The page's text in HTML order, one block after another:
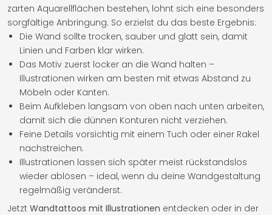
zarten Aquarellflächen bestehen, lohnt sich eine besonders
sorgfältige Anbringung. So erzielst du das beste Ergebnis:
Die Wand sollte trocken, sauber und glatt sein, damit
Linien und Farben klar wirken.
Das Motiv zuerst locker an die Wand halten –
Illustrationen wirken am besten mit etwas Abstand zu
Möbeln oder Kanten.
Beim Aufkleben langsam von oben nach unten arbeiten,
damit sich die dünnen Konturen nicht verziehen.
Feine Details vorsichtig mit einem Tuch oder einer Rakel
nachstreichen.
Illustrationen lassen sich später meist rückstandslos
wieder ablösen – ideal, wenn du deine Wandgestaltung
regelmäßig veränderst.
Jetzt Wandtattoos mit Illustrationen entdecken oder in der